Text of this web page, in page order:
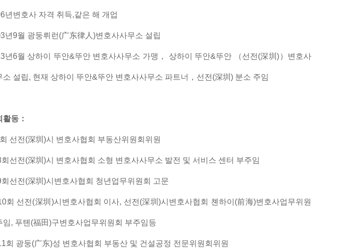
년변호사 자격 취득,같은 해 개업
년9월 광둥뤼런(广东律人)변호사사무소 설립
년6월 상하이 뚜안&뚜안 변호사사무소 가맹， 상하이 뚜안&뚜안 （선전(深圳)）변호사
소 설립, 현재 상하이 뚜안&뚜안 변호사사무소 파트너，선전(深圳) 분소 주임
활동：
선전(深圳)시 변호사협회 부동산위원회위원
선전(深圳)시 변호사협회 소형 변호사사무소 발전 및 서비스 센터 부주임
선전(深圳)시변호사협회 청년업무위원회 고문
회 선전(深圳)시변호사협회 이사, 선전(深圳)시변호사협회 쳰하이(前海)변호사업무위원
임, 푸톈(福田)구변호사업무위원회 부주임등
회 광둥(广东)성 변호사협회 부동산 및 건설공정 전문위원회위원